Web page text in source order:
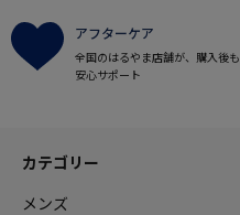
アフターケア
全国のはるやま店舗が、購入後も
安心サポート
カテゴリー
メンズ